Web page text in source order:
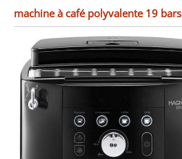
machine à café polyvalente 19 bars